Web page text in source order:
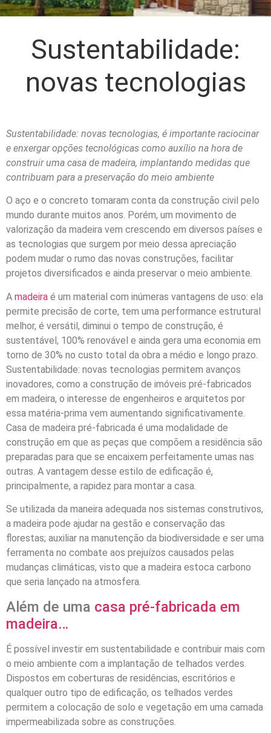
Sustentabilidade:
novas tecnologias
Sustentabilidade: novas tecnologias, é importante raciocinar
e enxergar opções tecnológicas como auxílio na hora de
construir uma casa de madeira, implantando medidas que
contribuam para a preservação do meio ambiente
O aço e o concreto tomaram conta da construção civil pelo
mundo durante muitos anos. Porém, um movimento de
valorização da madeira vem crescendo em diversos países e
as tecnologias que surgem por meio dessa apreciação
podem mudar o rumo das novas construções, facilitar
projetos diversificados e ainda preservar o meio ambiente.
A madeira é um material com inúmeras vantagens de uso: ela
permite precisão de corte, tem uma performance estrutural
melhor, é versátil, diminui o tempo de construção, é
sustentável, 100% renovável e ainda gera uma economia em
torno de 30% no custo total da obra a médio e longo prazo.
Sustentabilidade: novas tecnologias permitem avanços
inovadores, como a construção de imóveis pré-fabricados
em madeira, o interesse de engenheiros e arquitetos por
essa matéria-prima vem aumentando significativamente.
Casa de madeira pré-fabricada é uma modalidade de
construção em que as peças que compõem a residência são
preparadas para que se encaixem perfeitamente umas nas
outras. A vantagem desse estilo de edificação é,
principalmente, a rapidez para montar a casa.
Se utilizada da maneira adequada nos sistemas construtivos,
a madeira pode ajudar na gestão e conservação das
florestas; auxiliar na manutenção da biodiversidade e ser uma
ferramenta no combate aos prejuízos causados pelas
mudanças climáticas, visto que a madeira estoca carbono
que seria lançado na atmosfera.
Além de uma casa pré-fabricada em
madeira…
É possível investir em sustentabilidade e contribuir mais com
o meio ambiente com a implantação de telhados verdes.
Dispostos em coberturas de residências, escritórios e
qualquer outro tipo de edificação, os telhados verdes
permitem a colocação de solo e vegetação em uma camada
impermeabilizada sobre as construções.